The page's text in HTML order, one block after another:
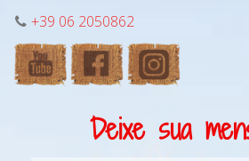
+39 06 2050862
Deixe sua